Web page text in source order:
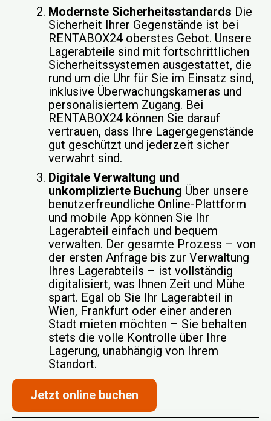
Modernste Sicherheitsstandards Die
Sicherheit Ihrer Gegenstände ist bei
RENTABOX24 oberstes Gebot. Unsere
Lagerabteile sind mit fortschrittlichen
Sicherheitssystemen ausgestattet, die
rund um die Uhr für Sie im Einsatz sind,
inklusive Überwachungskameras und
personalisiertem Zugang. Bei
RENTABOX24 können Sie darauf
vertrauen, dass Ihre Lagergegenstände
gut geschützt und jederzeit sicher
verwahrt sind.
Digitale Verwaltung und
unkomplizierte Buchung Über unsere
benutzerfreundliche Online-Plattform
und mobile App können Sie Ihr
Lagerabteil einfach und bequem
verwalten. Der gesamte Prozess – von
der ersten Anfrage bis zur Verwaltung
Ihres Lagerabteils – ist vollständig
digitalisiert, was Ihnen Zeit und Mühe
spart. Egal ob Sie Ihr Lagerabteil in
Wien, Frankfurt oder einer anderen
Stadt mieten möchten – Sie behalten
stets die volle Kontrolle über Ihre
Lagerung, unabhängig von Ihrem
Standort.
Jetzt online buchen